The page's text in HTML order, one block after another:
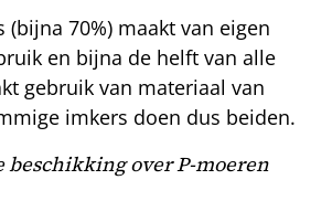
(bijna 70%) maakt van eigen
en bijna de helft van alle
gebruik van materiaal van
imkers doen dus beiden.
beschikking over P-moeren